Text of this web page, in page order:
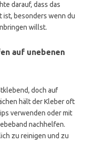
darauf, dass das
besonders wenn du
willst.
auf unebenen
doch auf
hält der Kleber oft
verwenden oder mit
nachhelfen.
zu reinigen und zu